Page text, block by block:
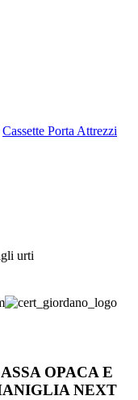
Cassette Porta Attrezzi
OPACA E
NEXT